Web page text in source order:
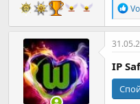
Р
е
а
к
и
и
IP